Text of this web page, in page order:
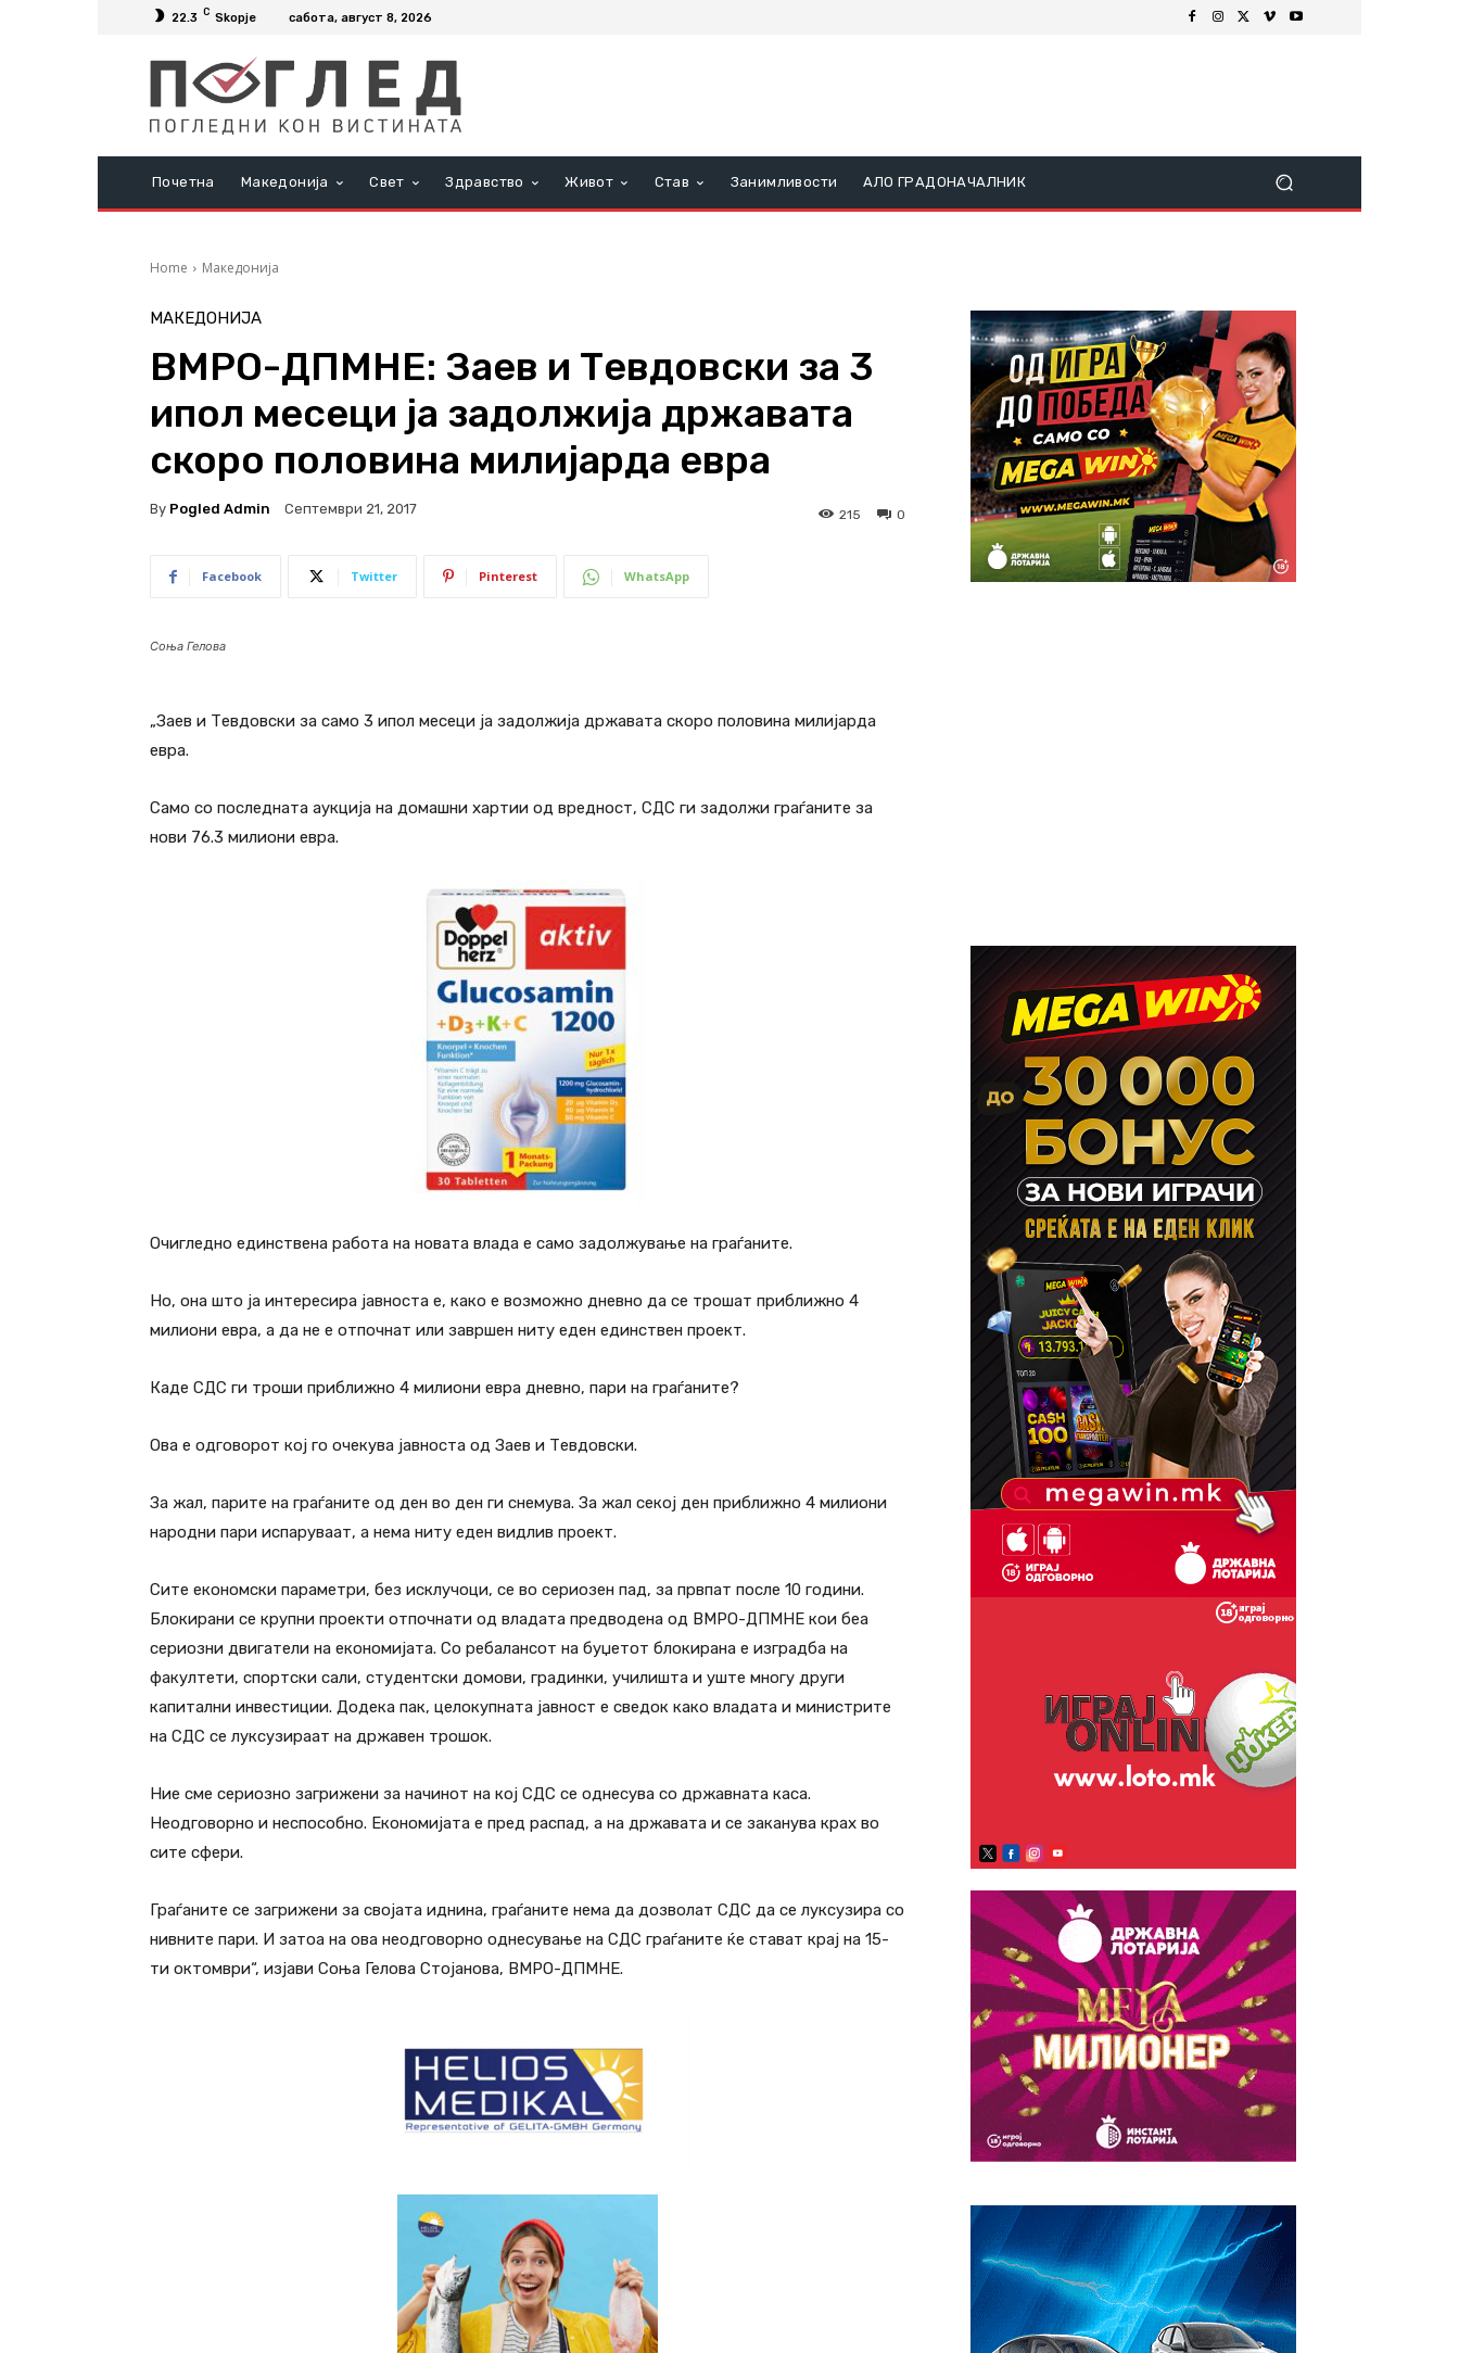
22.3 C Skopje сабота, август 8, 2026
Почетна Македонија Свет Здравство Живот Став Занимливости АЛО ГРАДОНАЧАЛНИК
Home Македонија
МАКЕДОНИЈА
ВМРО-ДПМНЕ: Заев и Тевдовски за 3
ипол месеци ја задолжија државата
скоро половина милијарда евра
By Pogled Admin Септември 21, 2017 0
215
Facebook Twitter Pinterest WhatsApp
Соња Гелова
„Заев и Тевдовски за само 3 ипол месеци ја задолжија државата скоро половина милијарда
евра.
Само со последната аукција на домашни хартии од вредност, СДС ги задолжи граѓаните за
нови 76.3 милиони евра.
Очигледно единствена работа на новата влада е само задолжување на граѓаните.
Но, она што ја интересира јавноста е, како е возможно дневно да се трошат приближно 4
милиони евра, а да не е отпочнат или завршен ниту еден единствен проект.
Каде СДС ги троши приближно 4 милиони евра дневно, пари на граѓаните?
Ова е одговорот кој го очекува јавноста од Заев и Тевдовски.
За жал, парите на граѓаните од ден во ден ги снемува. За жал секој ден приближно 4 милиони
народни пари испаруваат, а нема ниту еден видлив проект.
Сите економски параметри, без исклучоци, се во сериозен пад, за првпат после 10 години.
Блокирани се крупни проекти отпочнати од владата предводена од ВМРО-ДПМНЕ кои беа
сериозни двигатели на економијата. Со ребалансот на буџетот блокирана е изградба на
факултети, спортски сали, студентски домови, градинки, училишта и уште многу други
капитални инвестиции. Додека пак, целокупната јавност е сведок како владата и министрите
на СДС се луксузираат на државен трошок.
Ние сме сериозно загрижени за начинот на кој СДС се однесува со државната каса.
Неодговорно и неспособно. Економијата е пред распад, а на државата и се заканува крах во
сите сфери.
Граѓаните се загрижени за својата иднина, граѓаните нема да дозволат СДС да се луксузира со
нивните пари. И затоа на ова неодговорно однесување на СДС граѓаните ќе стават крај на 15-
ти октомври“, изјави Соња Гелова Стојанова, ВМРО-ДПМНЕ.